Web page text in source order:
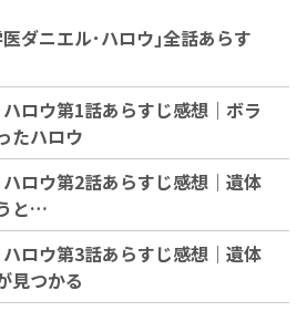
ダニエル･ハロウ｣全話あらす
ロウ第1話あらすじ感想｜ボラ
たハロウ
ロウ第2話あらすじ感想｜遺体
と…
ロウ第3話あらすじ感想｜遺体
見つかる